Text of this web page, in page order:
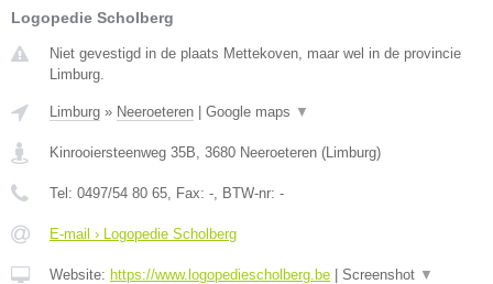
Logopedie Scholberg
Niet gevestigd in de plaats Mettekoven, maar wel in de provincie
Limburg.
Limburg » Neeroeteren Google maps ▼
Kinrooiersteenweg 35B, 3680 Neeroeteren (Limburg)
Tel: 0497/54 80 65, Fax: -, BTW-nr: -
E-mail › Logopedie Scholberg
Website: https://www.logopediescholberg.be Screenshot ▼